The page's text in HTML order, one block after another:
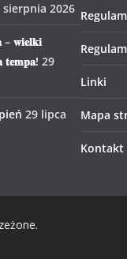
sierpnia 2026
𝐰𝐢𝐞𝐥𝐤𝐢
𝐭𝐞𝐦𝐩𝐚! 29
29 lipca
Linki
Mapa
Kontakt